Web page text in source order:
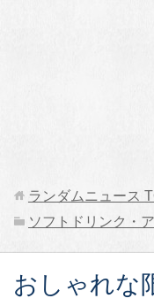
ランダムニュース
ソフトドリンク・
おしゃれな